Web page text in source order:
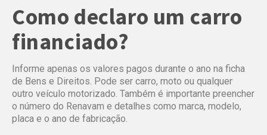
Como declaro um carro
financiado?
Informe apenas os valores pagos durante o ano na ficha
de Bens e Direitos. Pode ser carro, moto ou qualquer
outro veículo motorizado. Também é importante preencher
o número do Renavam e detalhes como marca, modelo,
placa e o ano de fabricação.